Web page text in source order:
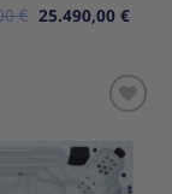
5 sur
€ Le
prix
37.990,00 €.
25.490,00 €Le
prix
à la
liste
d’envies